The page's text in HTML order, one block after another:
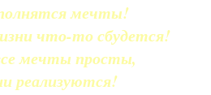
мечты!
что-то сбудется!
мечты просты,
реализуются!